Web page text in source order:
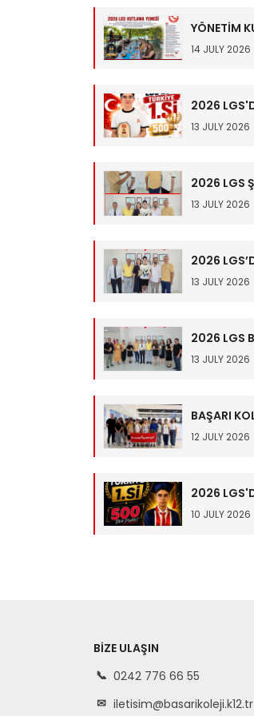
14 JULY 2026
13 JULY 2026
13 JULY 2026
13 JULY 2026
13 JULY 2026
12 JULY 2026
10 JULY 2026
BIZE ULAŞIN
0242 776 66 55
iletisim@basarikoleji.k12.tr